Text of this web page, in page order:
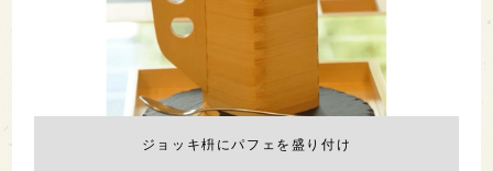
ジョッキ枡にパフェを盛り付け